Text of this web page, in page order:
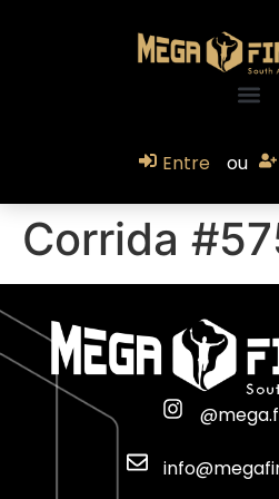
Entre ou
Corrida